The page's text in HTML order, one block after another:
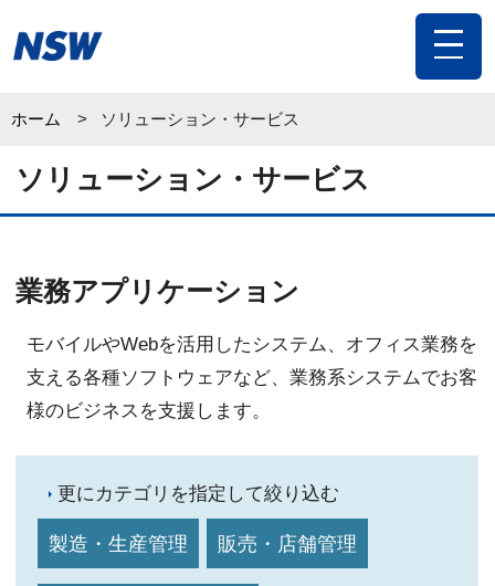
toggle
ホーム ソリューション・サービス
ソリューション・サービス
業務アプリケーション
モバイルやWebを活用したシステム、オフィス業務を
支える各種ソフトウェアなど、業務系システムでお客
様のビジネスを支援します。
更にカテゴリを指定して絞り込む
製造・生産管理 販売・店舗管理